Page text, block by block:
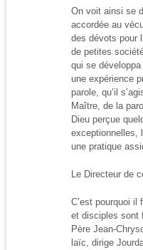
On voit ainsi se
accordée au
des dévots pour
de petites
qui se
une expérience
parole, qu’il
Maître, de la
Dieu perçue
exceptionnelles,
une pratique
Le Directeur de
C’est pourquoi il
et disciples sont
Père Jean-
laïc, dirige